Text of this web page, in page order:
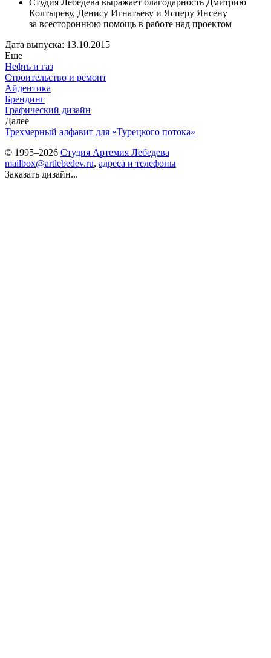
Колтыреву, Денису Игнатьеву и Ясперу Янсену
за всестороннюю помощь в работе над проектом
Дата выпуска: 13.10.2015
Еще
Нефть и газ
Строительство и ремонт
Айдентика
Брендинг
Графический дизайн
Далее
Трехмерный алфавит для «Турецкого потока»
© 1995–2026 Студия Артемия Лебедева
mailbox@artlebedev.ru, адреса и телефоны
Заказать дизайн...